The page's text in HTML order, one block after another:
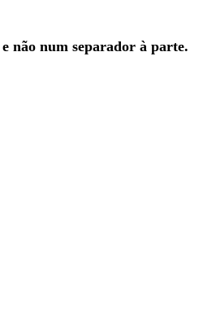
não num separador à parte.